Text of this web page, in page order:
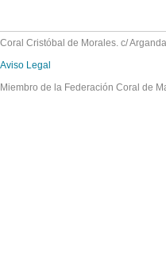
Coral Cristóbal de Morales. c/
Aviso Legal
Miembro de la Federación Coral de